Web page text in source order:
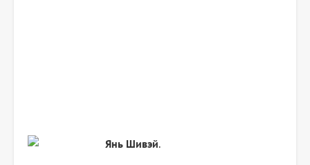
Янь Шивэй.